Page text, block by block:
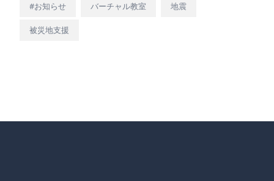
#お知らせ バーチャル教室 地震
被災地支援